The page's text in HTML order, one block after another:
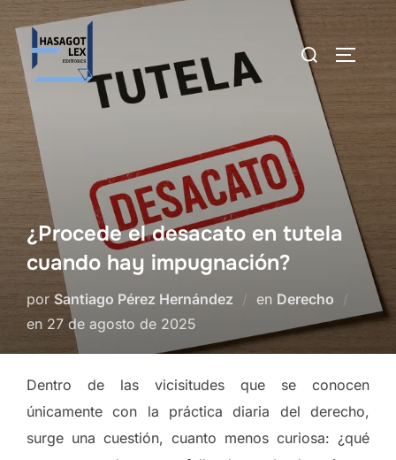
Saltar
al
contenido
Buscar:
¿Procede el desacato en tutela
cuando hay impugnación?
por Santiago Pérez Hernández en Derecho
en Publicado
27 de agosto de 2025
Dentro de las vicisitudes que se conocen
únicamente con la práctica diaria del derecho,
surge una cuestión, cuanto menos curiosa: ¿qué